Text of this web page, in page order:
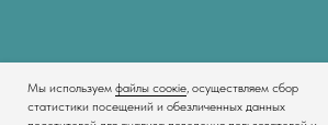
Мы используем файлы соокіе, осуществляем сбор
статистики посещений и обезличенных данных